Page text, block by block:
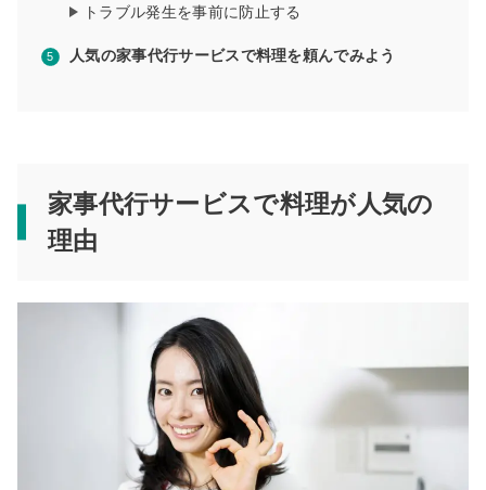
トラブル発生を事前に防止する
人気の家事代行サービスで料理を頼んでみよう
家事代行サービスで料理が人気の
理由